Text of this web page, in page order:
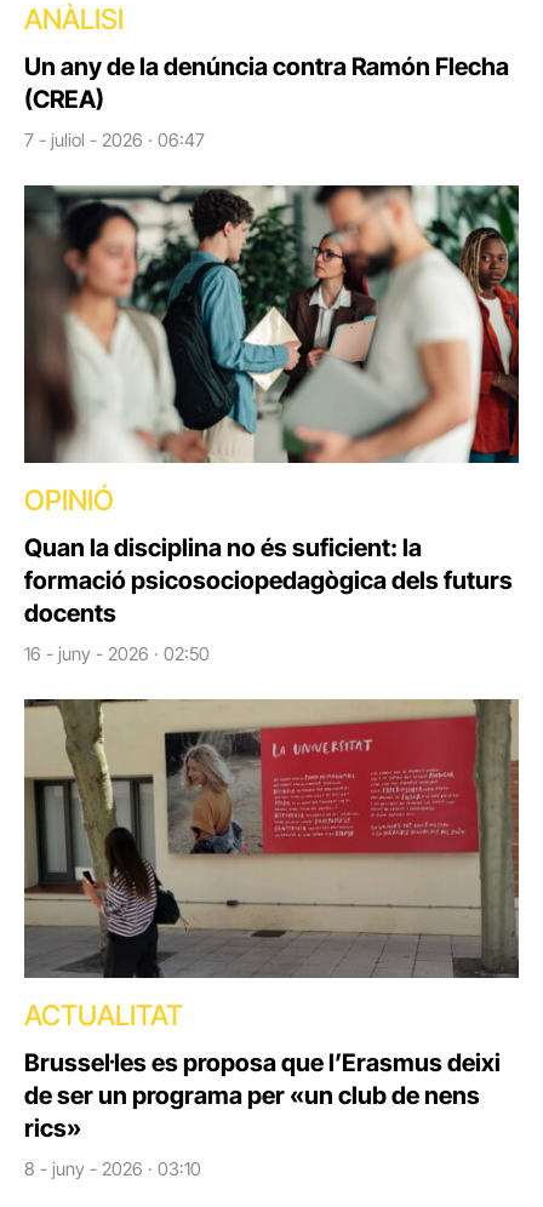
ANÀLISI
Un any de la denúncia contra Ramón Flecha
(CREA)
7 - juliol - 2026 · 06:47
OPINIÓ
Quan la disciplina no és suficient: la
formació psicosociopedagògica dels futurs
docents
16 - juny - 2026 · 02:50
ACTUALITAT
Brussel·les es proposa que l’Erasmus deixi
de ser un programa per «un club de nens
rics»
8 - juny - 2026 · 03:10